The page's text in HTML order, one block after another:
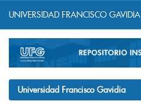
navigation
UNIVERSIDAD FRANCISCO GAVIDIA
Universidad Francisco Gavidia